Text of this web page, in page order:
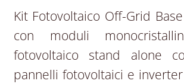
Kit Fotovoltaico Off-Grid
con moduli
fotovoltaico stand alone
pannelli fotovoltaici e